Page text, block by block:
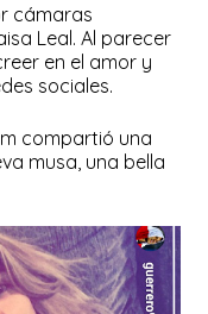
cámaras
Leal. Al parecer
en el amor y
sociales.
compartió una
musa, una bella